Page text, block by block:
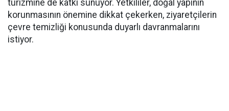
turizmine de katkı sunuyor. Yetkililer, doğal yapının
korunmasının önemine dikkat çekerken, ziyaretçilerin
çevre temizliği konusunda duyarlı davranmalarını
istiyor.